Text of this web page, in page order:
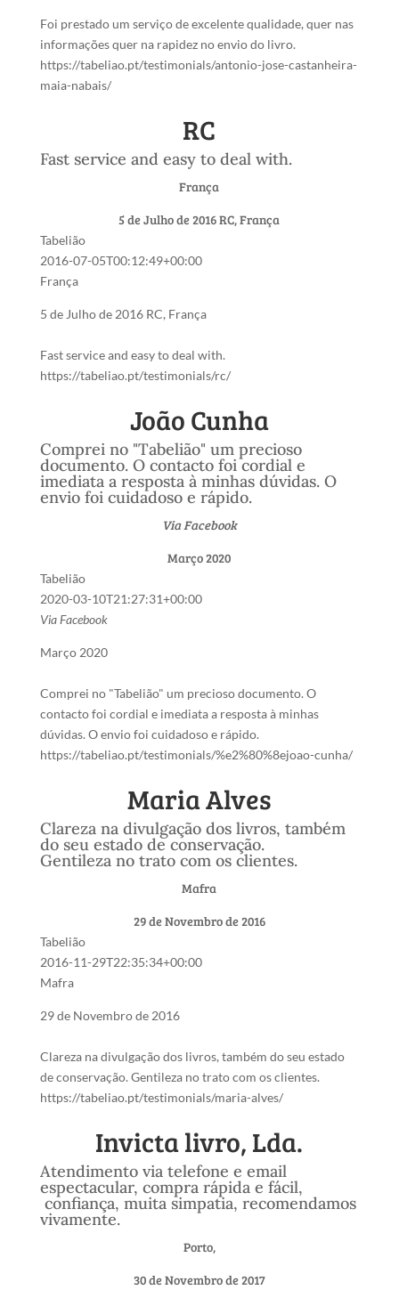
Foi prestado um serviço de excelente qualidade, quer nas
informações quer na rapidez no envio do livro.
https://tabeliao.pt/testimonials/antonio-jose-castanheira-
maia-nabais/
RC
Fast service and easy to deal with.
França
5 de Julho de 2016RC, França
Tabelião
2016-07-05T00:12:49+00:00
França
5 de Julho de 2016 RC, França
Fast service and easy to deal with.
https://tabeliao.pt/testimonials/rc/
‎João Cunha
Comprei no "Tabelião" um precioso
documento. O contacto foi cordial e
imediata a resposta à minhas dúvidas. O
envio foi cuidadoso e rápido.
Via Facebook
Março 2020
Tabelião
2020-03-10T21:27:31+00:00
Via Facebook
Março 2020
Comprei no "Tabelião" um precioso documento. O
contacto foi cordial e imediata a resposta à minhas
dúvidas. O envio foi cuidadoso e rápido.
https://tabeliao.pt/testimonials/%e2%80%8ejoao-cunha/
Maria Alves
Clareza na divulgação dos livros, também
do seu estado de conservação.
Gentileza no trato com os clientes.
Mafra
29 de Novembro de 2016
Tabelião
2016-11-29T22:35:34+00:00
Mafra
29 de Novembro de 2016
Clareza na divulgação dos livros, também do seu estado
de conservação. Gentileza no trato com os clientes.
https://tabeliao.pt/testimonials/maria-alves/
Invicta livro, Lda.
Atendimento via telefone e email
espectacular, compra rápida e fácil,
confiança, muita simpatia, recomendamos
vivamente.
Porto,
30 de Novembro de 2017